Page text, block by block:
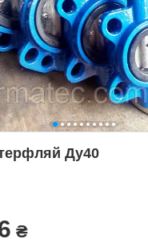
Ду40
₴